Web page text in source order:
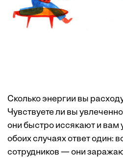
Сколько энергии вы
Чувствуете ли вы
они быстро иссякают и вам
обоих случаях ответ один:
сотрудников — они